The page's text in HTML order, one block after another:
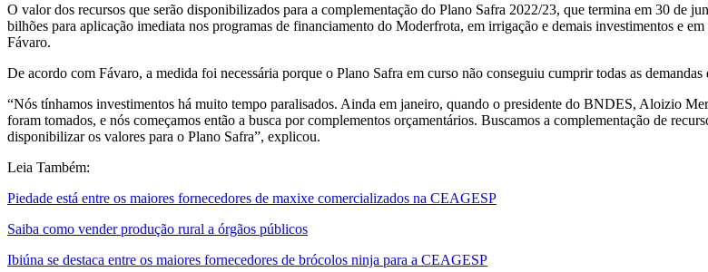
O valor dos recursos que serão disponibilizados para a complementação do Plano Safra 2022/23, que termina em 30 de
bilhões para aplicação imediata nos programas de financiamento do Moderfrota, em irrigação e demais investimentos e
Fávaro.
De acordo com Fávaro, a medida foi necessária porque o Plano Safra em curso não conseguiu cumprir todas as demandas
“Nós tínhamos investimentos há muito tempo paralisados. Ainda em janeiro, quando o presidente do BNDES, Aloizio
foram tomados, e nós começamos então a busca por complementos orçamentários. Buscamos a complementação de
disponibilizar os valores para o Plano Safra”, explicou.
Leia Também:
Piedade está entre os maiores fornecedores de maxixe comercializados na CEAGESP
Saiba como vender produção rural a órgãos públicos
Ibiúna se destaca entre os maiores fornecedores de brócolos ninja para a CEAGESP